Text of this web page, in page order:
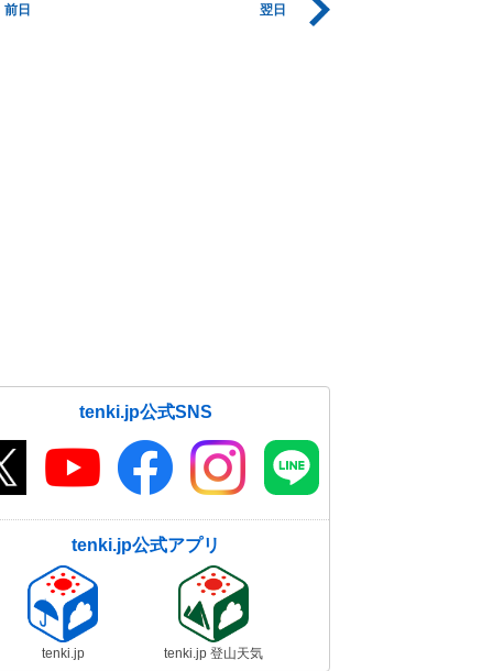
前日 翌日
tenki.jp公式SNS
tenki.jp公式アプリ
tenki.jp tenki.jp 登山天気